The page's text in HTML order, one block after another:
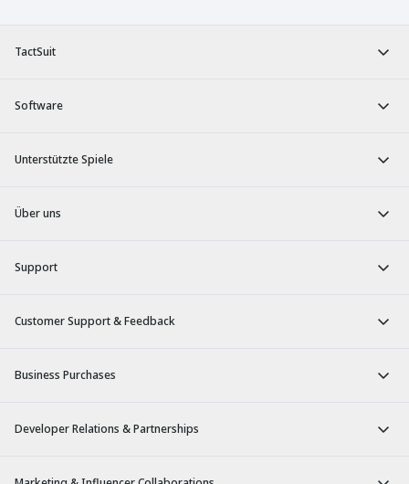
TactSuit
Software
Unterstützte Spiele
Über uns
Support
Customer Support & Feedback
Business Purchases
Developer Relations & Partnerships